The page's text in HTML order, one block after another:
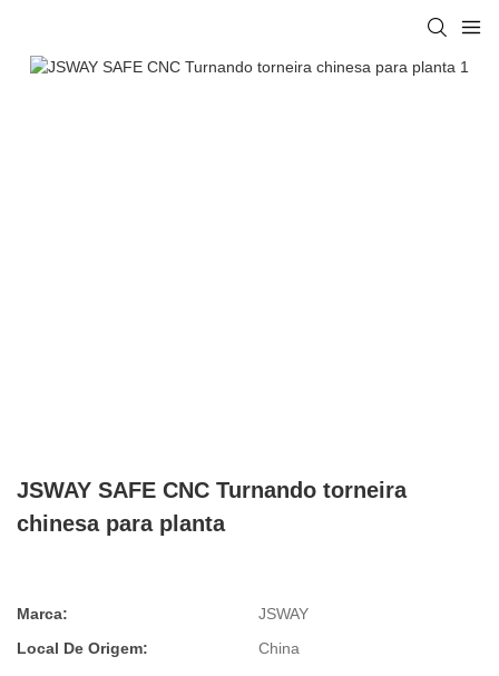
JSWAY SAFE CNC Turnando torneira
chinesa para planta
Marca:
JSWAY
Local De Origem:
China